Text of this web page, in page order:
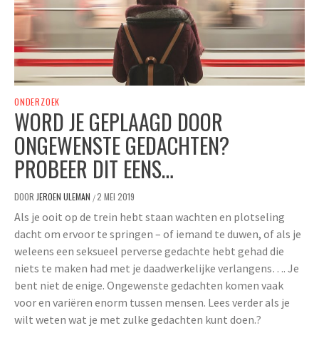
ONDERZOEK
WORD JE GEPLAAGD DOOR
ONGEWENSTE GEDACHTEN?
PROBEER DIT EENS…
DOOR JEROEN ULEMAN /2 MEI 2019
Als je ooit op de trein hebt staan wachten en plotseling
dacht om ervoor te springen – of iemand te duwen, of als je
weleens een seksueel perverse gedachte hebt gehad die
niets te maken had met je daadwerkelijke verlangens…. Je
bent niet de enige. Ongewenste gedachten komen vaak
voor en variëren enorm tussen mensen. Lees verder als je
wilt weten wat je met zulke gedachten kunt doen.?